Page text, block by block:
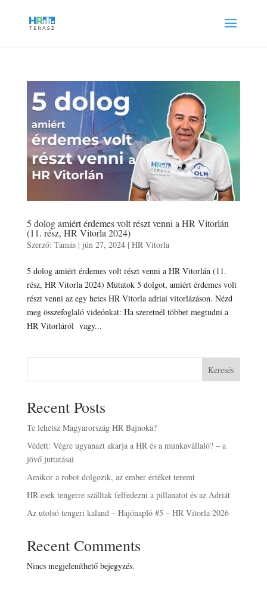
5 dolog amiért érdemes volt részt venni a HR Vitorlán
(11. rész, HR Vitorla 2024)
Szerző: Tamás| jún 27, 2024| HR Vitorla
5 dolog amiért érdemes volt részt venni a HR Vitorlán (11.
rész, HR Vitorla 2024) Mutatok 5 dolgot, amiért érdemes volt
részt venni az egy hetes HR Vitorla adriai vitorlázáson. Nézd
meg összefoglaló videónkat: Ha szeretnél többet megtudni a
HR Vitorláról vagy...
Keresés
Recent Posts
Te lehetsz Magyarország HR Bajnoka?
Védett: Végre ugyanazt akarja a HR és a munkavállaló? – a
jövő juttatásai
Amikor a robot dolgozik, az ember értéket teremt
HR-esek tengerre szálltak felfedezni a pillanatot és az Adriát
Az utolsó tengeri kaland – Hajónapló #5 – HR Vitorla 2026
Recent Comments
Nincs megjeleníthető bejegyzés.